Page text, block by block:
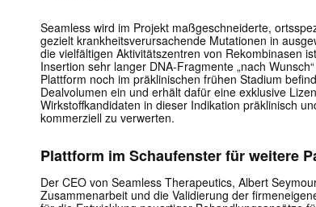
Seamless wird im Projekt maßgeschneiderte,
gezielt krankheitsverursachende Mutationen in
die vielfältigen Aktivitätszentren von Rekombinasen
Insertion sehr langer DNA-Fragmente „nach
Plattform noch im präklinischen frühen Stadium
Dealvolumen ein und erhält dafür eine exklusive
Wirkstoffkandidaten in dieser Indikation präklinisch
kommerziell zu verwerten.
Plattform im Schaufenster für weitere
Der CEO von Seamless Therapeutics, Albert
Zusammenarbeit und die Validierung der